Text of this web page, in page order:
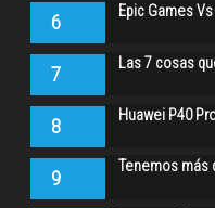
6 Epic Games
7 Las 7 cosas
8 Huawei P40
9 Tenemos más